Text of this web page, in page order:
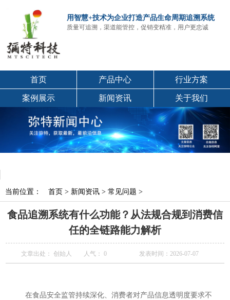
用智慧+技术为企业打造产品生命周期追溯系统
质量可追溯，渠道能管控，促销变精准，用户更忠诚
首页 产品中心 行业方案
案例展示 新闻资讯 关于我们
当前位置： 首页 > 新闻资讯 > 常见问题 >
食品追溯系统有什么功能？从法规合规到消费信
任的全链路能力解析
文章出处： 创始人 人气： 0 发表时间：2026-07-07
在食品安全监管持续深化、消费者对产品信息透明度要求不